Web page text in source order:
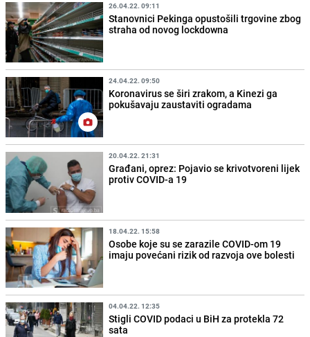
26.04.22. 09:11
Stanovnici Pekinga opustošili trgovine zbog
straha od novog lockdowna
24.04.22. 09:50
Koronavirus se širi zrakom, a Kinezi ga
pokušavaju zaustaviti ogradama
20.04.22. 21:31
Građani, oprez: Pojavio se krivotvoreni lijek
protiv COVID-a 19
18.04.22. 15:58
Osobe koje su se zarazile COVID-om 19
imaju povećani rizik od razvoja ove bolesti
04.04.22. 12:35
Stigli COVID podaci u BiH za protekla 72
sata